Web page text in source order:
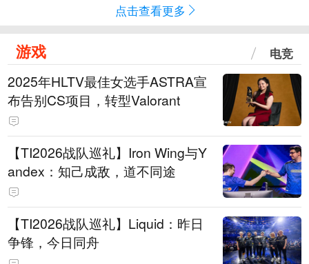
点击查看更多
游戏 电竞
2025年HLTV最佳女选手ASTRA宣
布告别CS项目，转型Valorant
【TI2026战队巡礼】Iron Wing与Y
andex：知己成敌，道不同途
【TI2026战队巡礼】Liquid：昨日
争锋，今日同舟